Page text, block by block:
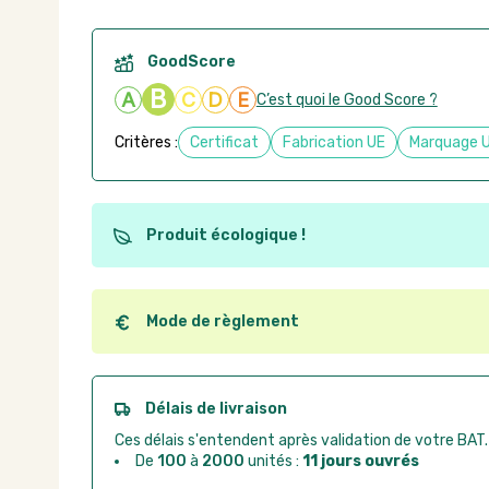
GoodScore
A B C D E C’est quoi le Good Score ?
Critères : Certificat Fabrication UE Marquage
Produit écologique !
Ce produit est éco-conçu, il a été fabriqué à partir
recyclables. Ces produits peuvent plus facilement
utilisation. L'origine de fabrication du produit n'entre
conception.
Mode de règlement
Quel que soit le mode de règlement, vous pouvez
Good Act.
Paiement CB :paiement sécurisé par carte
Virement bancaire :
règlement sur facture
Chorus Pro :règlement par mandat administratif
Délais de livraison
Ces délais s'entendent après validation de votre BAT.
De 100 à 2000 unités : 11 jours ouvrés